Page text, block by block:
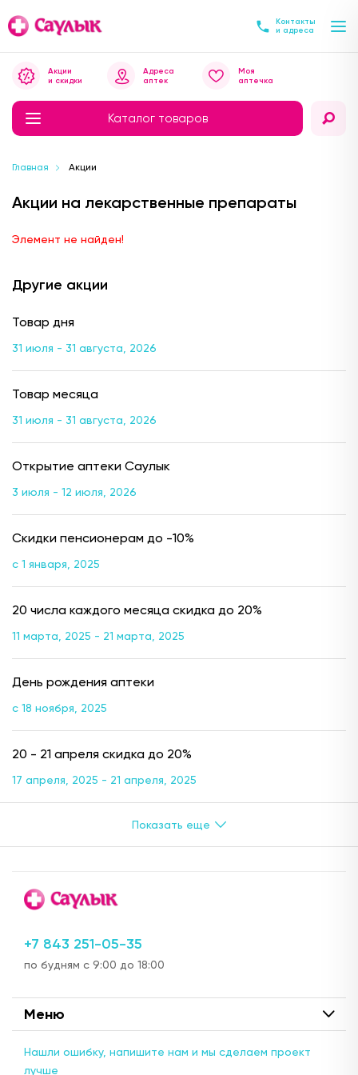
Контакты
и адреса
Каталог товаров
Акции
и скидки
Адреса
аптек
Моя
аптечка
Главная Акции
Акции на лекарственные препараты
Элемент не найден!
Другие акции
Товар дня
31 июля - 31 августа, 2026
Товар месяца
31 июля - 31 августа, 2026
Открытие аптеки Саулык
3 июля - 12 июля, 2026
Скидки пенсионерам до -10%
с 1 января, 2025
20 числа каждого месяца скидка до 20%
11 марта, 2025 - 21 марта, 2025
День рождения аптеки
с 18 ноября, 2025
20 - 21 апреля скидка до 20%
17 апреля, 2025 - 21 апреля, 2025
+7 843 251-05-35
по будням с 9:00 до 18:00
Меню
Нашли ошибку, напишите нам и мы сделаем проект
лучше